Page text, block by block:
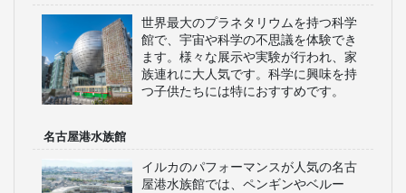
世界最大のプラネタリウムを持つ科学
館で、宇宙や科学の不思議を体験でき
ます。様々な展示や実験が行われ、家
族連れに大人気です。科学に興味を持
つ子供たちには特におすすめです。
名古屋港水族館
イルカのパフォーマンスが人気の名古
屋港水族館では、ペンギンやベルー